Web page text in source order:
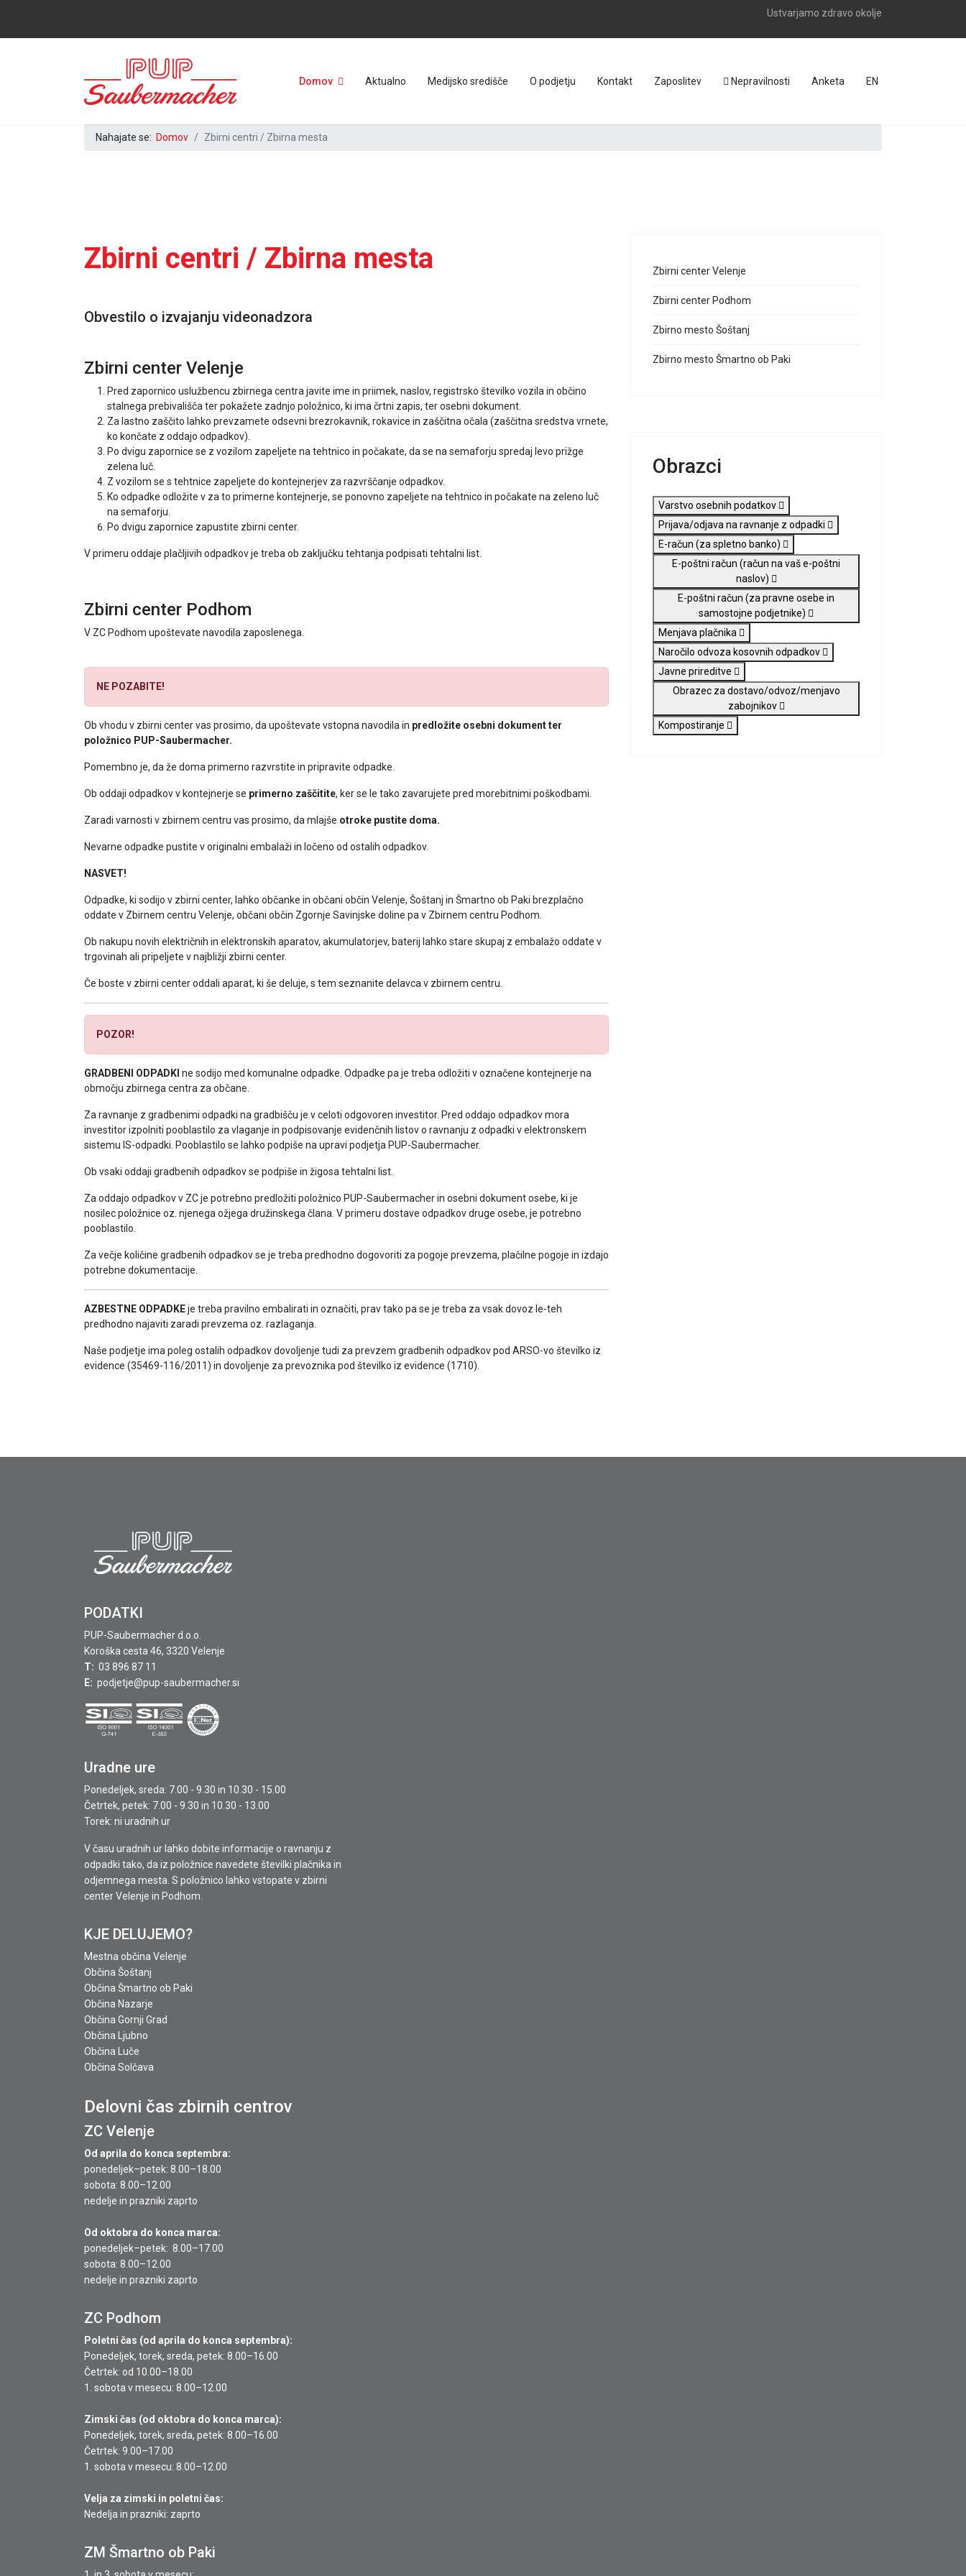
Ustvarjamo zdravo okolje
Domov Aktualno Medijsko središče O podjetju Kontakt Zaposlitev Nepravilnosti Anketa EN
Nahajate se: Domov Zbirni centri / Zbirna mesta
Zbirni centri / Zbirna mesta
Obvestilo o izvajanju videonadzora
Zbirni center Velenje
Pred zapornico uslužbencu zbirnega centra javite ime in priimek, naslov, registrsko številko vozila in občino
stalnega prebivališča ter pokažete zadnjo položnico, ki ima črtni zapis, ter osebni dokument.
Za lastno zaščito lahko prevzamete odsevni brezrokavnik, rokavice in zaščitna očala (zaščitna sredstva vrnete,
ko končate z oddajo odpadkov).
Po dvigu zapornice se z vozilom zapeljete na tehtnico in počakate, da se na semaforju spredaj levo prižge
zelena luč.
Z vozilom se s tehtnice zapeljete do kontejnerjev za razvrščanje odpadkov.
Ko odpadke odložite v za to primerne kontejnerje, se ponovno zapeljete na tehtnico in počakate na zeleno luč
na semaforju.
Po dvigu zapornice zapustite zbirni center.
V primeru oddaje plačljivih odpadkov je treba ob zaključku tehtanja podpisati tehtalni list.
Zbirni center Podhom
V ZC Podhom upoštevate navodila zaposlenega.
NE POZABITE!
Ob vhodu v zbirni center vas prosimo, da upoštevate vstopna navodila in predložite osebni dokument ter
položnico PUP-Saubermacher.
Pomembno je, da že doma primerno razvrstite in pripravite odpadke.
Ob oddaji odpadkov v kontejnerje se primerno zaščitite, ker se le tako zavarujete pred morebitnimi poškodbami.
Zaradi varnosti v zbirnem centru vas prosimo, da mlajše otroke pustite doma.
Nevarne odpadke pustite v originalni embalaži in ločeno od ostalih odpadkov.
NASVET!
Odpadke, ki sodijo v zbirni center, lahko občanke in občani občin Velenje, Šoštanj in Šmartno ob Paki brezplačno
oddate v Zbirnem centru Velenje, občani občin Zgornje Savinjske doline pa v Zbirnem centru Podhom.
Ob nakupu novih električnih in elektronskih aparatov, akumulatorjev, baterij lahko stare skupaj z embalažo oddate v
trgovinah ali pripeljete v najbližji zbirni center.
Če boste v zbirni center oddali aparat, ki še deluje, s tem seznanite delavca v zbirnem centru.
POZOR!
GRADBENI ODPADKI ne sodijo med komunalne odpadke. Odpadke pa je treba odložiti v označene kontejnerje na
območju zbirnega centra za občane.
Za ravnanje z gradbenimi odpadki na gradbišču je v celoti odgovoren investitor. Pred oddajo odpadkov mora
investitor izpolniti pooblastilo za vlaganje in podpisovanje evidenčnih listov o ravnanju z odpadki v elektronskem
sistemu IS-odpadki. Pooblastilo se lahko podpiše na upravi podjetja PUP-Saubermacher.
Ob vsaki oddaji gradbenih odpadkov se podpiše in žigosa tehtalni list.
Za oddajo odpadkov v ZC je potrebno predložiti položnico PUP-Saubermacher in osebni dokument osebe, ki je
nosilec položnice oz. njenega ožjega družinskega člana. V primeru dostave odpadkov druge osebe, je potrebno
pooblastilo.
Za večje količine gradbenih odpadkov se je treba predhodno dogovoriti za pogoje prevzema, plačilne pogoje in izdajo
potrebne dokumentacije.
AZBESTNE ODPADKEje treba pravilno embalirati in označiti, prav tako pa se je treba za vsak dovoz le-teh
predhodno najaviti zaradi prevzema oz. razlaganja.
Naše podjetje ima poleg ostalih odpadkov dovoljenje tudi za prevzem gradbenih odpadkov pod ARSO-vo številko iz
evidence (35469-116/2011) in dovoljenje za prevoznika pod številko iz evidence (1710).
Zbirni center Velenje
Zbirni center Podhom
Zbirno mesto Šoštanj
Zbirno mesto Šmartno ob Paki
Obrazci
Varstvo osebnih podatkov
Prijava/odjava na ravnanje z odpadki
E-račun (za spletno banko)
E-poštni račun (račun na vaš e-poštni
naslov)
E-poštni račun (za pravne osebe in
samostojne podjetnike)
Menjava plačnika
Naročilo odvoza kosovnih odpadkov
Javne prireditve
Obrazec za dostavo/odvoz/menjavo
zabojnikov
Kompostiranje
PODATKI
PUP-Saubermacher d.o.o.
Koroška cesta 46, 3320 Velenje
T: 03 896 87 11
E: podjetje@pup-saubermacher.si
Uradne ure
Ponedeljek, sreda: 7.00 - 9.30 in 10.30 - 15.00
Četrtek, petek: 7.00 - 9.30 in 10.30 - 13.00
Torek: ni uradnih ur
V času uradnih ur lahko dobite informacije o ravnanju z
odpadki tako, da iz položnice navedete številki plačnika in
odjemnega mesta. S položnico lahko vstopate v zbirni
center Velenje in Podhom.
KJE DELUJEMO?
Mestna občina Velenje
Občina Šoštanj
Občina Šmartno ob Paki
Občina Nazarje
Občina Gornji Grad
Občina Ljubno
Občina Luče
Občina Solčava
Delovni čas zbirnih centrov
ZC Velenje
Od aprila do konca septembra:
ponedeljek–petek: 8.00–18.00
sobota: 8.00–12.00
nedelje in prazniki zaprto
Od oktobra do konca marca:
ponedeljek–petek: 8.00–17.00
sobota: 8.00–12.00
nedelje in prazniki zaprto
ZC Podhom
Poletni čas (od aprila do konca septembra):
Ponedeljek, torek, sreda, petek: 8.00–16.00
Četrtek: od 10.00–18.00
1. sobota v mesecu: 8.00–12.00
Zimski čas (od oktobra do konca marca):
Ponedeljek, torek, sreda, petek: 8.00–16.00
Četrtek: 9.00–17.00
1. sobota v mesecu: 8.00–12.00
Velja za zimski in poletni čas:
Nedelja in prazniki: zaprto
ZM Šmartno ob Paki